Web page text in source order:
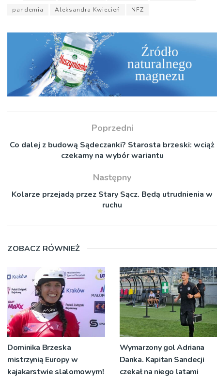
pandemia
Aleksandra Kwiecień NFZ
Poprzedni
Co dalej z budową Sądeczanki? Starosta brzeski: wciąż
czekamy na wybór wariantu
Następny
Kolarze przejadą przez Stary Sącz. Będą utrudnienia w
ruchu
ZOBACZ RÓWNIEŻ
Dominika Brzeska
mistrzynią Europy w
kajakarstwie slalomowym!
Wymarzony gol Adriana
Danka. Kapitan Sandecji
czekał na niego latami